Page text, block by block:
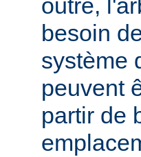
outre,
besoin
système
peuvent
partir de